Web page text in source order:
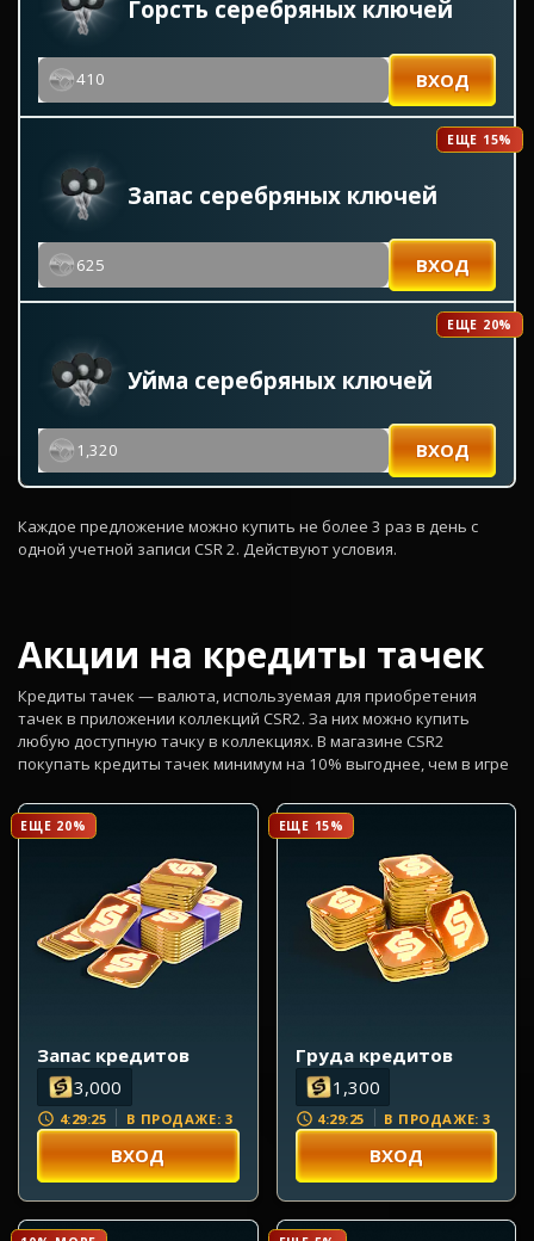
Горсть серебряных ключей
410 ВХОД
ЕЩЕ 15%
Запас серебряных ключей
625 ВХОД
ЕЩЕ 20%
Уйма серебряных ключей
1,320 ВХОД
Каждое предложение можно купить не более 3 раз в день с
одной учетной записи CSR 2. Действуют условия.
Акции на кредиты тачек
Кредиты тачек — валюта, используемая для приобретения
тачек в приложении коллекций CSR2. За них можно купить
любую доступную тачку в коллекциях. В магазине CSR2
покупать кредиты тачек минимум на 10% выгоднее, чем в игре
ЕЩЕ 20%
Запас кредитов
3,000
4:29:23 В ПРОДАЖЕ: 3
ВХОД
ЕЩЕ 15%
Груда кредитов
1,300
4:29:23 В ПРОДАЖЕ: 3
ВХОД